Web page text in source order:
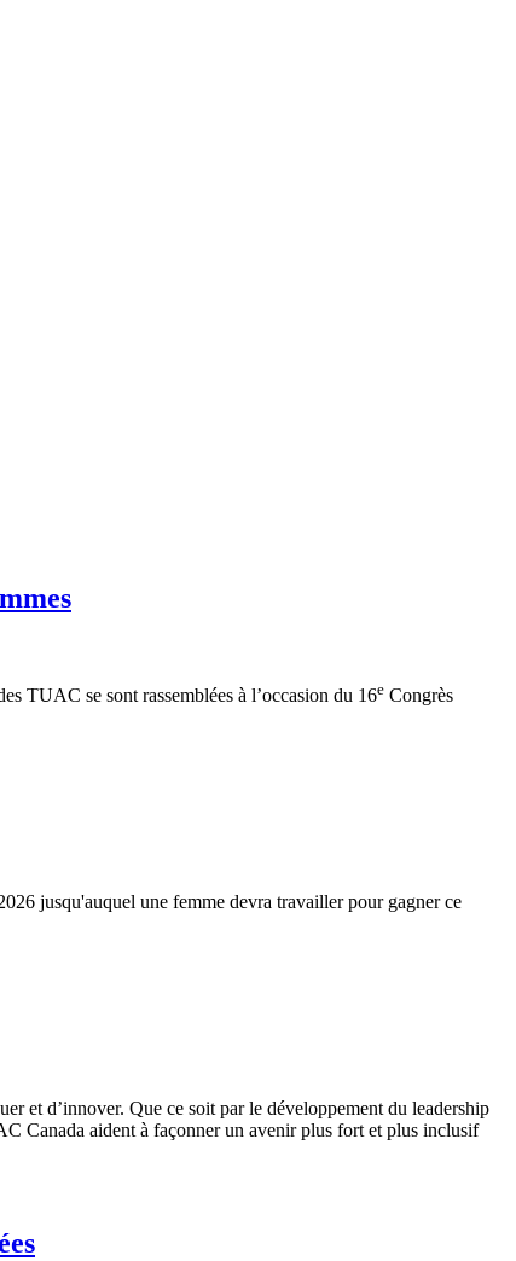
TUAC se sont rassemblées à l’occasion du 16e Congrès
jusqu'auquel une femme devra travailler pour gagner ce
et d’innover. Que ce soit par le développement du leadership
Canada aident à façonner un avenir plus fort et plus inclusif